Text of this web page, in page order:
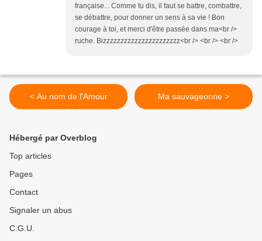
française... Comme tu dis, il faut se battre, combattre,
se débattre, pour donner un sens à sa vie ! Bon
courage à toi, et merci d'être passée dans ma<br />
ruche. Bizzzzzzzzzzzzzzzzzzzzzz<br /> <br /> <br />
< Au nom de l'Amour Ma sauvageonne >
Hébergé par Overblog
Top articles
Pages
Contact
Signaler un abus
C.G.U.